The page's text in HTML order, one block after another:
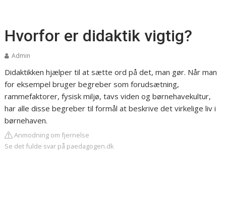
Hvorfor er didaktik vigtig?
Admin
Didaktikken hjælper til at sætte ord på det, man gør. Når man
for eksempel bruger begreber som forudsætning,
rammefaktorer, fysisk miljø, tavs viden og børnehavekultur,
har alle disse begreber til formål at beskrive det virkelige liv i
børnehaven.
Anmodning om fjernelse
Se det fulde svar på paedagogen.dk